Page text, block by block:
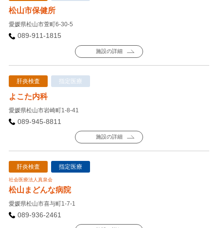
松山市保健所
愛媛県松山市萱町6-30-5
089-911-1815
施設の詳細
肝炎検査 指定医療
よこた内科
愛媛県松山市岩崎町1-8-41
089-945-8811
施設の詳細
肝炎検査 指定医療
社会医療法人真泉会
松山まどんな病院
愛媛県松山市喜与町1-7-1
089-936-2461